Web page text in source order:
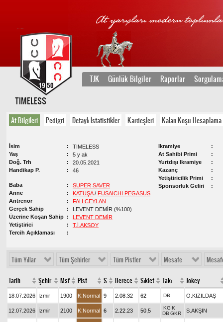
TJK Günlük Bilgiler Raporlar
TIMELESS
At Bilgileri Pedigri Detaylı İstatistikler Kardeşleri Kalan Koşu Hesaplama
İsim
TIMELESS
Yaş
5 y ak
Doğ. Trh
20.05.2021
Handikap P.
46
Baba
SUPER SAVER
Anne
KATUŞA/ FUSAICHI PEGASUS
Antrenör
FAH.CEYLAN
Gerçek Sahip
LEVENT DEMİR (%100)
Üzerine Koşan Sahip
LEVENT DEMİR
Yetiştirici
T.İ.AKSOY
Tercih Açıklaması
Ikramiye
At Sahibi Primi
Yurtdışı Ikramiye
Kazanç
Yetiştiricilik Primi
Sponsorluk Geliri
Tüm Yıllar Tüm Şehirler Tüm Pistler Mesafe
Tarih Şehir Msf Pist S Derece Sıklet Takı Jokey
18.07.2026 İzmir 1900 K:Normal 9 2.08.32 62 DB O.KIZILDAŞ
12.07.2026 İzmir 2100 K:Normal 6 2.22.23 50,5 KG K
DB GKR S.AKŞIN